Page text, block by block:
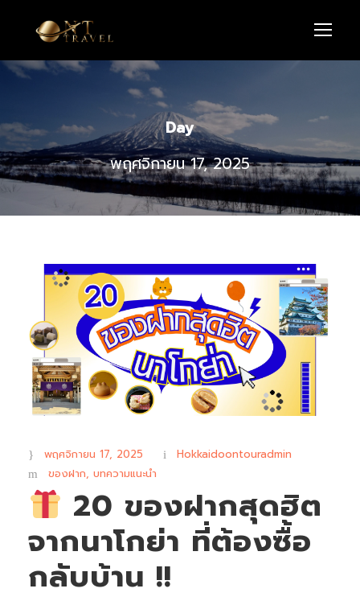
Day
พฤศจิกายน 17, 2025
พฤศจิกายน 17, 2025
Hokkaidoontouradmin
ของฝาก, บทความแนะนำ
20 ของฝากสุดฮิต
จากนาโกย่า ที่ต้องซื้อ
กลับบ้าน !!